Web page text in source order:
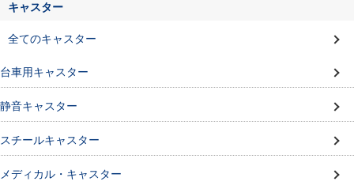
キャスター
全てのキャスター
台車用キャスター
静音キャスター
スチールキャスター
メディカル・キャスター